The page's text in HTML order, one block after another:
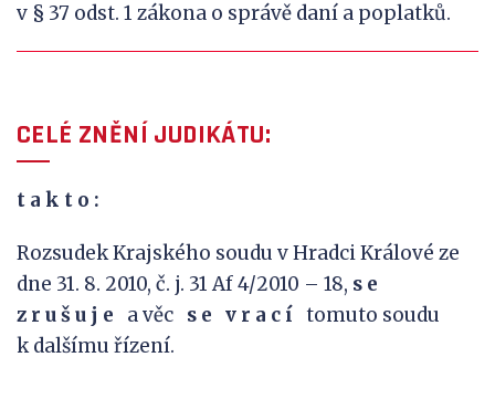
v § 37 odst. 1 zákona o správě daní a poplatků.
CELÉ ZNĚNÍ JUDIKÁTU:
t a k t o :
Rozsudek Krajského soudu v Hradci Králové ze
dne 31. 8. 2010, č. j. 31 Af 4/2010 – 18, s e
z r uš u j e a věc s e v r a c í tomuto soudu
k dalšímu řízení.